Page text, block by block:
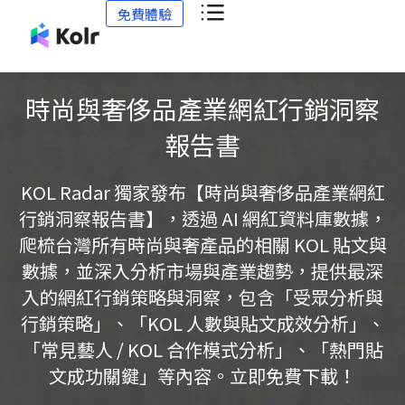
免費體驗
時尚與奢侈品產業網紅行銷洞察
報告書
KOL Radar 獨家發布【時尚與奢侈品產業網紅
行銷洞察報告書】，透過 AI 網紅資料庫數據，
爬梳台灣所有時尚與奢產品的相關 KOL 貼文與
數據，並深入分析市場與產業趨勢，提供最深
入的網紅行銷策略與洞察，包含「受眾分析與
行銷策略」、「KOL 人數與貼文成效分析」、
「常見藝人 / KOL 合作模式分析」、「熱門貼
文成功關鍵」等內容。立即免費下載！